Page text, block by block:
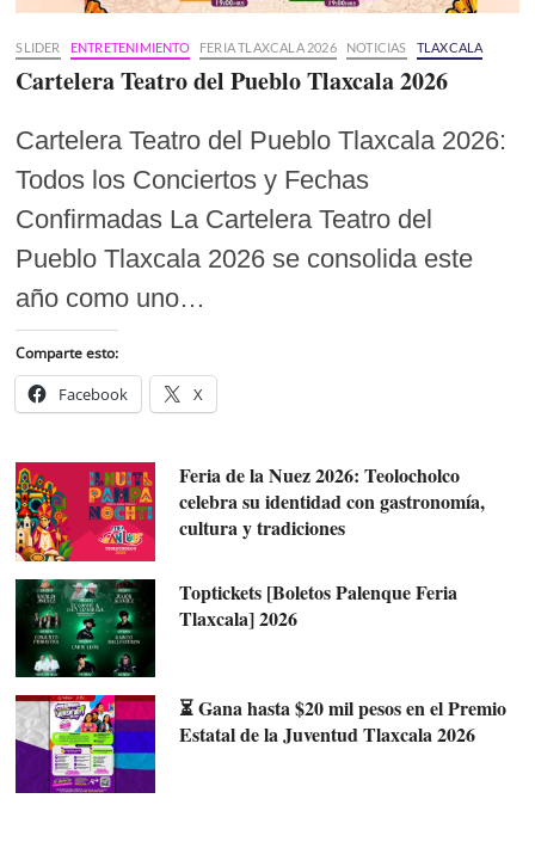
SLIDER ENTRETENIMIENTO FERIA TLAXCALA 2026 NOTICIAS TLAXCALA
Cartelera Teatro del Pueblo Tlaxcala 2026
Cartelera Teatro del Pueblo Tlaxcala 2026:
Todos los Conciertos y Fechas
Confirmadas La Cartelera Teatro del
Pueblo Tlaxcala 2026 se consolida este
año como uno…
Comparte esto:
Facebook X
Feria de la Nuez 2026: Teolocholco
celebra su identidad con gastronomía,
cultura y tradiciones
Toptickets [Boletos Palenque Feria
Tlaxcala] 2026
⏳ Gana hasta $20 mil pesos en el Premio
Estatal de la Juventud Tlaxcala 2026